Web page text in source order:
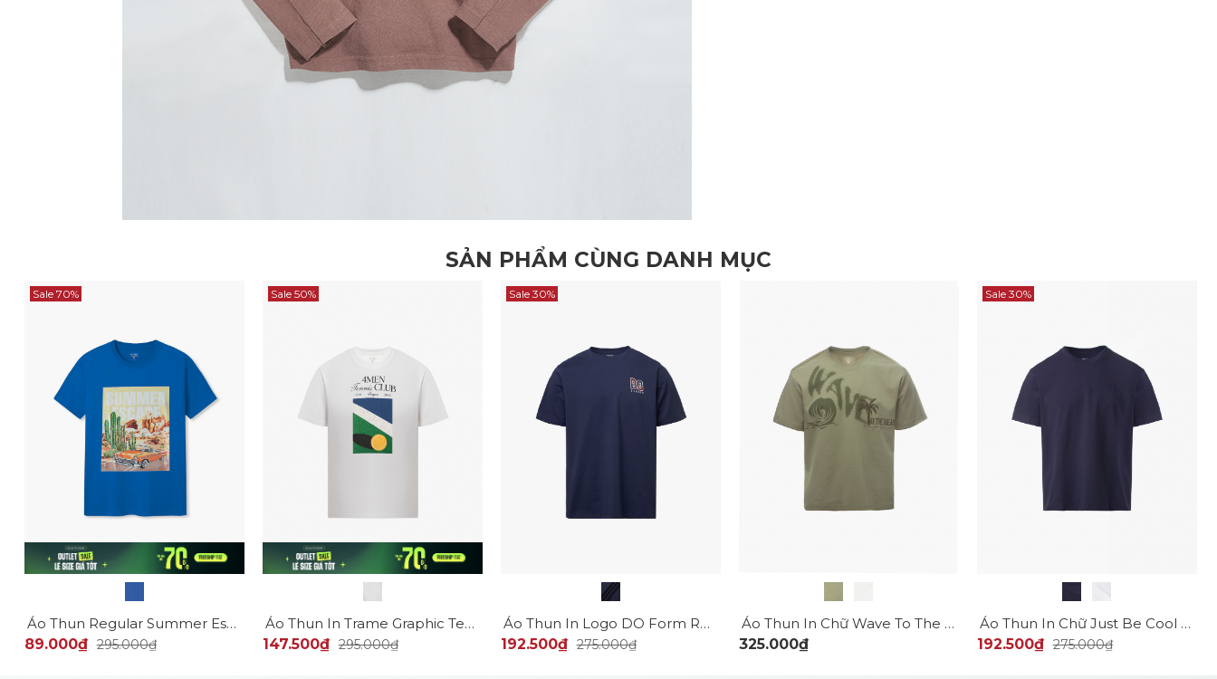
SẢN PHẨM CÙNG DANH MỤC
Sale 70%
Áo Thun Regular Summer Escape AT075
89.000₫ 295.000₫
Sale 50%
Áo Thun In Trame Graphic Tennis Form Regular AT153
147.500₫ 295.000₫
Sale 30%
Áo Thun In Logo DO Form Regular AT159
192.500₫ 275.000₫
Áo Thun In Chữ Wave To The Beach Form Relax AT174
325.000₫
Sale 30%
Áo Thun In Chữ Just Be Cool Form Regular AT169
192.500₫ 275.000₫